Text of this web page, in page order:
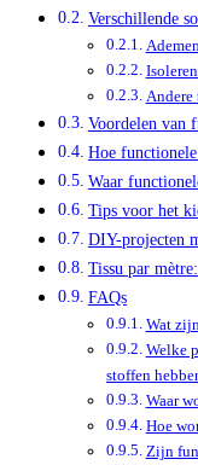
Verschillende
Andere
Voordelen van
Hoe
Waar
Tips voor het
DIY-projecten
Tissu par
FAQs
Wat
Welke
stoffen
Waar
Hoe
Zijn